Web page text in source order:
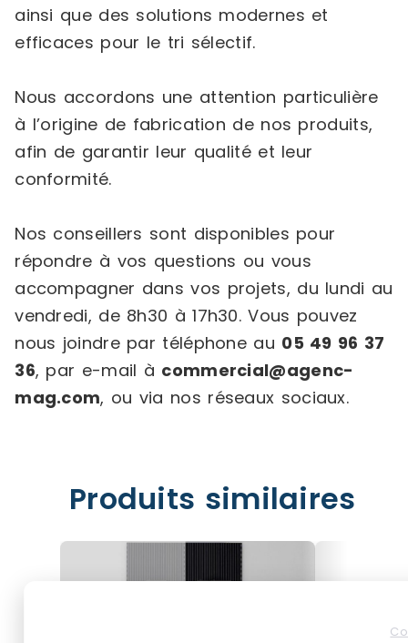
ainsi que des solutions modernes et
efficaces pour le tri sélectif.
Nous accordons une attention particulière
à l’origine de fabrication de nos produits,
afin de garantir leur qualité et leur
conformité.
Nos conseillers sont disponibles pour
répondre à vos questions ou vous
accompagner dans vos projets, du lundi au
vendredi, de 8h30 à 17h30. Vous pouvez
nous joindre par téléphone au 05 49 96 37
36, par e-mail à commercial@agenc-
mag.com, ou via nos réseaux sociaux.
Produits similaires